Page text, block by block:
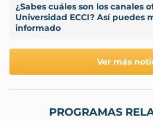
¿Sabes cuáles son los canales
Universidad ECCI? Así puedes
informado
Ver más
PROGRAMAS